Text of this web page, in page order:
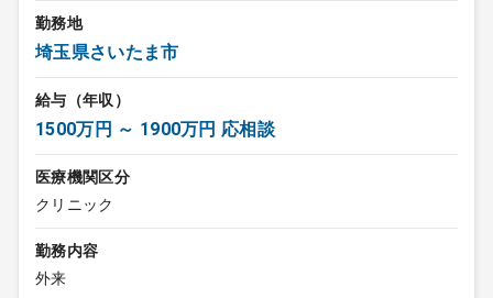
勤務地
埼玉県さいたま市
給与（年収）
1500万円 ～ 1900万円 応相談
医療機関区分
クリニック
勤務内容
外来